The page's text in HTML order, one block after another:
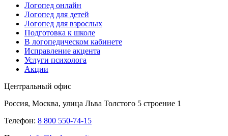
Логопед онлайн
Логопед для детей
Логопед для взрослых
Подготовка к школе
В логопедическом кабинете
Исправление акцента
Услуги психолога
Акции
Центральный офис
Россия, Москва, улица Льва Толстого 5 строение 1
Телефон: 8 800 550-74-15